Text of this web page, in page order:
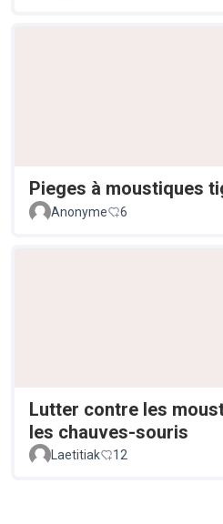
Pieges à moustiques
Anonyme
6
Lutter contre les
les chauves-souris
Laetitiak 12